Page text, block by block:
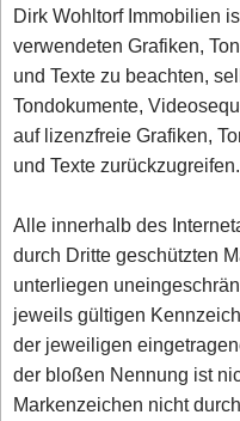
Dirk Wohltorf Immobilien
verwendeten Grafiken,
und Texte zu beachten,
Tondokumente,
auf lizenzfreie Grafiken,
und Texte zurückzugreifen.
Alle innerhalb des
durch Dritte geschützten
unterliegen
jeweils gültigen
der jeweiligen
der bloßen Nennung ist
Markenzeichen nicht